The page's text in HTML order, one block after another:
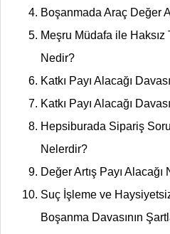
Boşanmada Araç Değer
Meşru Müdafa ile Haksız
Nedir?
Katkı Payı Alacağı
Katkı Payı Alacağı
Hepsiburada Sipariş
Nelerdir?
Değer Artış Payı Alacağı
Suç İşleme ve
Boşanma Davasının